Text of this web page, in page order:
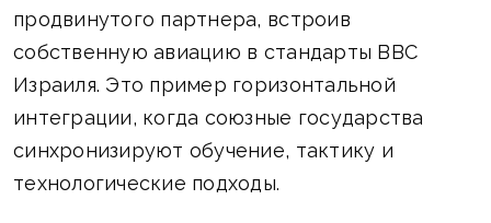
продвинутого партнера, встроив
собственную авиацию в стандарты ВВС
Израиля. Это пример горизонтальной
интеграции, когда союзные государства
синхронизируют обучение, тактику и
технологические подходы.